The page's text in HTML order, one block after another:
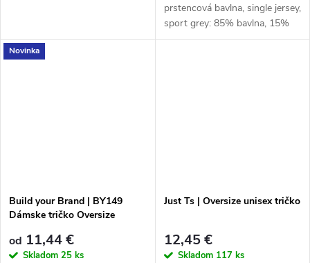
prstencová bavlna, single jersey,
sport grey: 85% bavlna, 15%
viskóza
Novinka
Build your Brand | BY149
Dámske tričko Oversize
od 11,44 €
Skladom 25 ks
Just Ts | Oversize unisex tričko
12,45 €
Skladom 117 ks